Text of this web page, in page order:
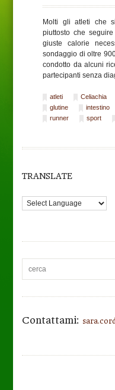
Molti gli atleti che
piuttosto che
giuste calorie
sondaggio di oltre
condotto da alcuni
partecipanti senza
atleti Celiachia
glutine
intestino
runner
sport
TRANSLATE
Contattami: